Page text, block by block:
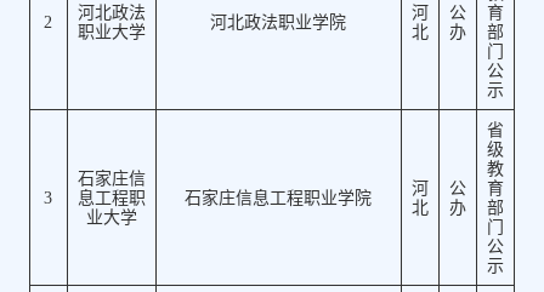
2
河北政法
职业大学
河北政法职业学院
河
北
公
办
育
部
门
公
示
3
石家庄信
息工程职
业大学
石家庄信息工程职业学院
河
北
公
办
省
级
教
育
部
门
公
示